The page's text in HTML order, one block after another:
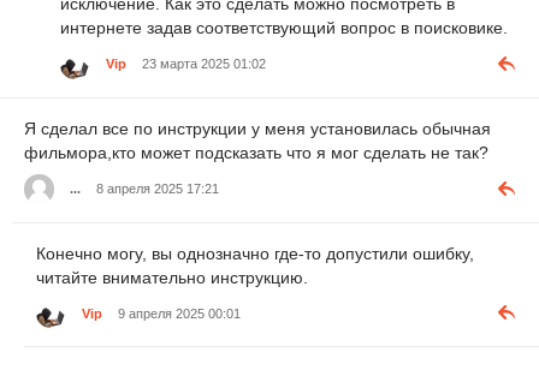
интернете задав соответствующий вопрос в поисковике.
Vip 23 марта 2025 01:02
Я сделал все по инструкции у меня установилась обычная
фильмора,кто может подсказать что я мог сделать не так?
... 8 апреля 2025 17:21
Конечно могу, вы однозначно где-то допустили ошибку,
читайте внимательно инструкцию.
Vip 9 апреля 2025 00:01